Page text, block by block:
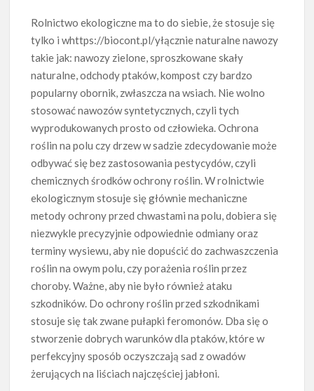
Rolnictwo ekologiczne ma to do siebie, że stosuje się
tylko i whttps://biocont.pl/yłącznie naturalne nawozy
takie jak: nawozy zielone, sproszkowane skały
naturalne, odchody ptaków, kompost czy bardzo
popularny obornik, zwłaszcza na wsiach. Nie wolno
stosować nawozów syntetycznych, czyli tych
wyprodukowanych prosto od człowieka. Ochrona
roślin na polu czy drzew w sadzie zdecydowanie może
odbywać się bez zastosowania pestycydów, czyli
chemicznych środków ochrony roślin. W rolnictwie
ekologicznym stosuje się głównie mechaniczne
metody ochrony przed chwastami na polu, dobiera się
niezwykle precyzyjnie odpowiednie odmiany oraz
terminy wysiewu, aby nie dopuścić do zachwaszczenia
roślin na owym polu, czy porażenia roślin przez
choroby. Ważne, aby nie było również ataku
szkodników. Do ochrony roślin przed szkodnikami
stosuje się tak zwane pułapki feromonów. Dba się o
stworzenie dobrych warunków dla ptaków, które w
perfekcyjny sposób oczyszczają sad z owadów
żerujących na liściach najczęściej jabłoni.